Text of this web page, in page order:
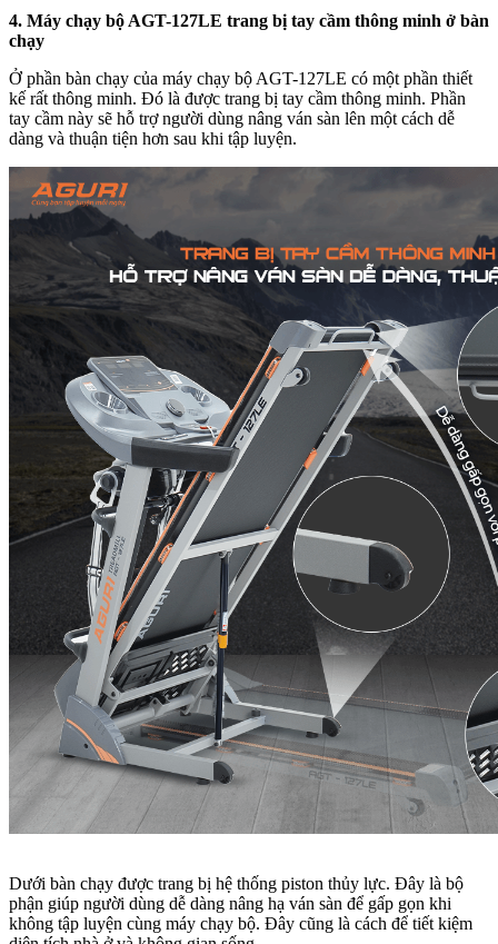
4. Máy chạy bộ AGT-127LE trang bị tay cầm thông minh ở bàn
chạy
Ở phần bàn chạy của máy chạy bộ AGT-127LE có một phần thiết
kế rất thông minh. Đó là được trang bị tay cầm thông minh. Phần
tay cầm này sẽ hỗ trợ người dùng nâng ván sàn lên một cách dễ
dàng và thuận tiện hơn sau khi tập luyện.
Dưới bàn chạy được trang bị hệ thống piston thủy lực. Đây là bộ
phận giúp người dùng dễ dàng nâng hạ ván sàn để gấp gọn khi
không tập luyện cùng máy chạy bộ. Đây cũng là cách để tiết kiệm